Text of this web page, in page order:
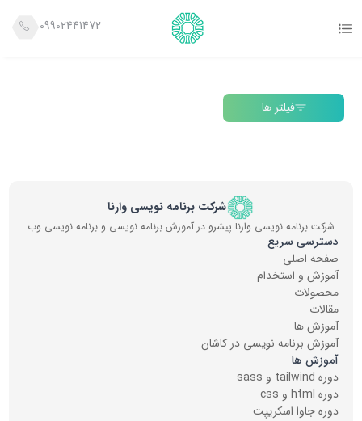
09902441472
فیلتر ها
شرکت برنامه نویسی وارنا
شرکت برنامه نویسی وارنا پیشرو در آموزش برنامه نویسی و برنامه نویسی وب
دسترسی سریع
صفحه اصلی
آموزش و استخدام
محصولات
مقالات
آموزش ها
آموزش برنامه نویسی در کاشان
آموزش ها
دوره tailwind و sass
دوره html و css
دوره جاوا اسکریپت